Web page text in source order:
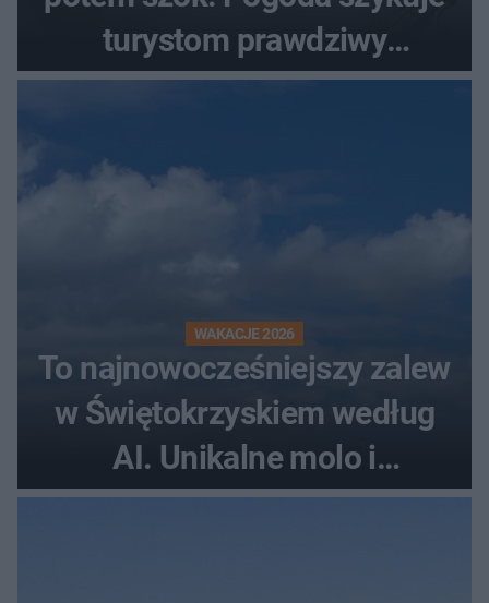
turystom prawdziwy
rollercoaster
WAKACJE 2026
To najnowocześniejszy zalew
w Świętokrzyskiem według
AI. Unikalne molo i
promenada